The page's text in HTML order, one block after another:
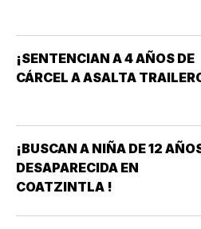
¡SENTENCIAN A 4 AÑOS DE
CÁRCEL A ASALTA
¡BUSCAN A NIÑA DE 12
DESAPARECIDA EN
COATZINTLA !